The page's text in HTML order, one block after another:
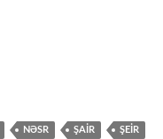
NƏSR ŞAİR ŞEİR